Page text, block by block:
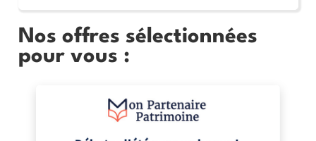
Nos offres sélectionnées
pour vous :